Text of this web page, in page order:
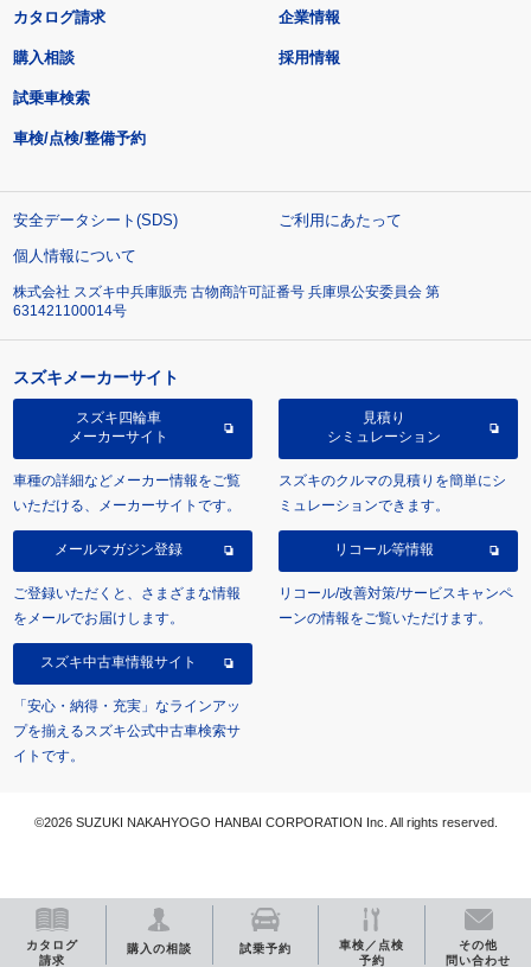
カタログ
請求
購入の相談 試乗予約
車検／点検
予約
その他
問い合わせ
カタログ請求
購入相談
試乗車検索
車検/点検/整備予約
企業情報
採用情報
安全データシート(SDS)
ご利用にあたって
個人情報について
株式会社 スズキ中兵庫販売 古物商許可証番号 兵庫県公安委員会 第
631421100014号
スズキメーカーサイト
スズキ四輪車
メーカーサイト
車種の詳細などメーカー情報をご覧
いただける、メーカーサイトです。
見積り
シミュレーション
スズキのクルマの見積りを簡単にシ
ミュレーションできます。
メールマガジン登録
ご登録いただくと、さまざまな情報
をメールでお届けします。
リコール等情報
リコール/改善対策/サービスキャンペ
ーンの情報をご覧いただけます。
スズキ中古車情報サイト
「安心・納得・充実」なラインアッ
プを揃えるスズキ公式中古車検索サ
イトです。
©2026 SUZUKI NAKAHYOGO HANBAI CORPORATION Inc. All rights reserved.